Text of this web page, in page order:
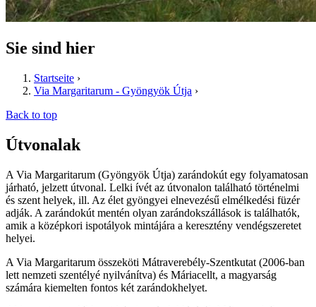
Sie sind hier
Startseite ›
Via Margaritarum - Gyöngyök Útja ›
Back to top
Útvonalak
A Via Margaritarum (Gyöngyök Útja) zarándokút egy folyamatosan
járható, jelzett útvonal. Lelki ívét az útvonalon található történelmi
és szent helyek, ill. Az élet gyöngyei elnevezésű elmélkedési füzér
adják. A zarándokút mentén olyan zarándokszállások is találhatók,
amik a középkori ispotályok mintájára a keresztény vendégszeretet
helyei.
A Via Margaritarum összeköti Mátraverebély-Szentkutat (2006-ban
lett nemzeti szentélyé nyilvánítva) és Máriacellt, a magyarság
számára kiemelten fontos két zarándokhelyet.